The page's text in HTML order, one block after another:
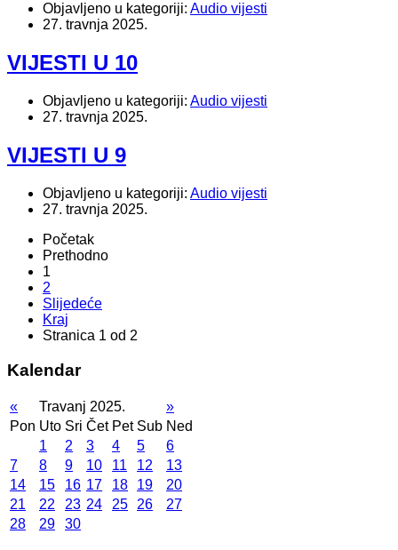
Objavljeno u kategoriji: Audio vijesti
27. travnja 2025.
VIJESTI U 10
Objavljeno u kategoriji: Audio vijesti
27. travnja 2025.
VIJESTI U 9
Objavljeno u kategoriji: Audio vijesti
27. travnja 2025.
Početak
Prethodno
1
2
Slijedeće
Kraj
Stranica 1 od 2
Kalendar
« Travanj 2025.
»
Pon Uto Sri Čet Pet Sub Ned
1
2 3 4 5
6
7
8 9 10 11 12
13
14
15 16 17 18 19
20
21
22 23 24 25 26
27
28
29 30